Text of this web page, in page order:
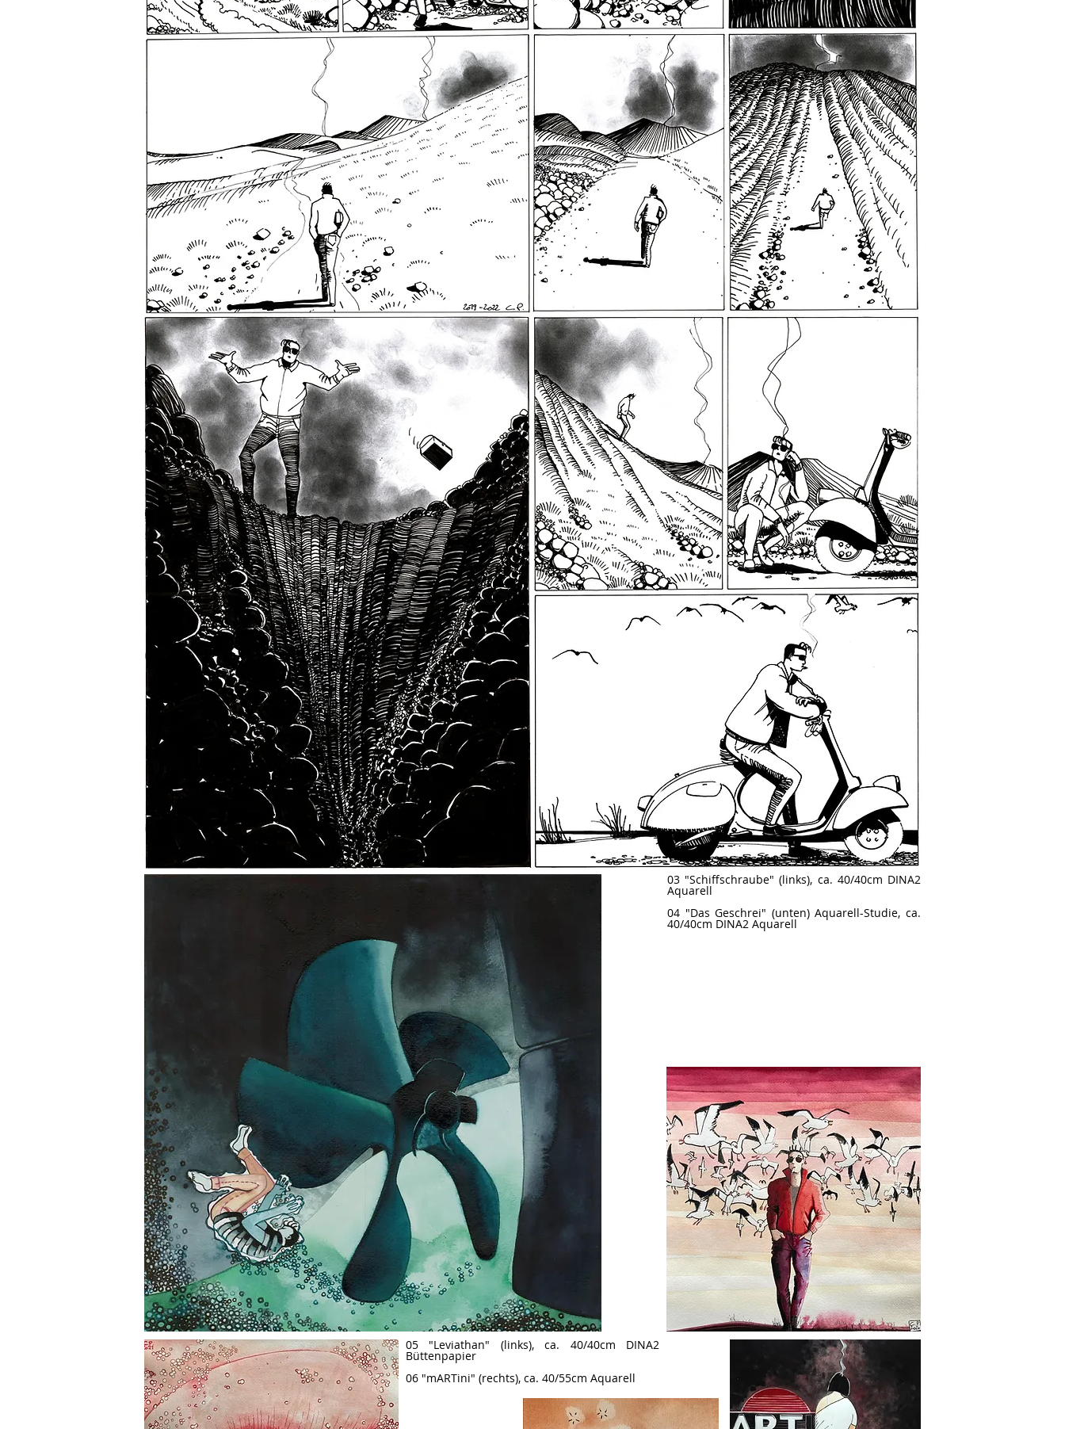
03 "Schiffschraube" (links), ca. 40/40cm DINA2
Aquarell
04 "Das Geschrei" (unten) Aquarell-Studie, ca.
40/40cm DINA2 Aquarell
05 "Leviathan" (links), ca. 40/40cm DINA2
Büttenpapier
06 "mARTini" (rechts), ca. 40/55cm Aquarell